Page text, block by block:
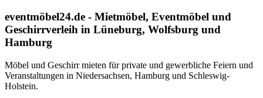
eventmöbel24.de - Mietmöbel, Eventmöbel und
Geschirr­verleih in Lüneburg, Wolfsburg und
Hamburg
Möbel und Geschirr mieten für private und gewerbliche Feiern und
Veranstaltungen in Niedersachsen, Hamburg und Schleswig-
Holstein.